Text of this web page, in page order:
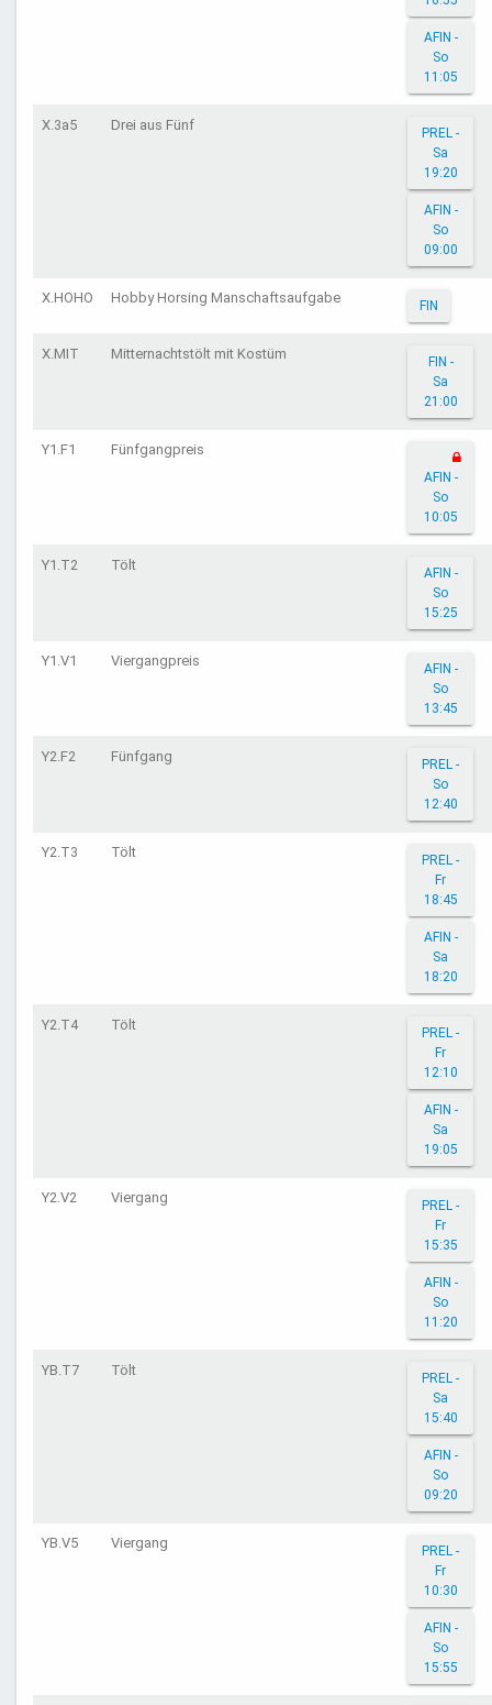
AFIN -
So
11:05
X.3a5 Drei aus Fünf
PREL -
Sa
19:20
AFIN -
So
09:00
X.HOHO Hobby Horsing Manschaftsaufgabe FIN
X.MIT Mitternachtstölt mit Kostüm
FIN -
Sa
21:00
Y1.F1 Fünfgangpreis
AFIN -
So
10:05
Y1.T2 Tölt
AFIN -
So
15:25
Y1.V1 Viergangpreis
AFIN -
So
13:45
Y2.F2 Fünfgang
PREL -
So
12:40
Y2.T3 Tölt
PREL -
Fr
18:45
AFIN -
Sa
18:20
Y2.T4 Tölt
PREL -
Fr
12:10
AFIN -
Sa
19:05
Y2.V2 Viergang
PREL -
Fr
15:35
AFIN -
So
11:20
YB.T7 Tölt
PREL -
Sa
15:40
AFIN -
So
09:20
YB.V5 Viergang
PREL -
Fr
10:30
AFIN -
So
15:55